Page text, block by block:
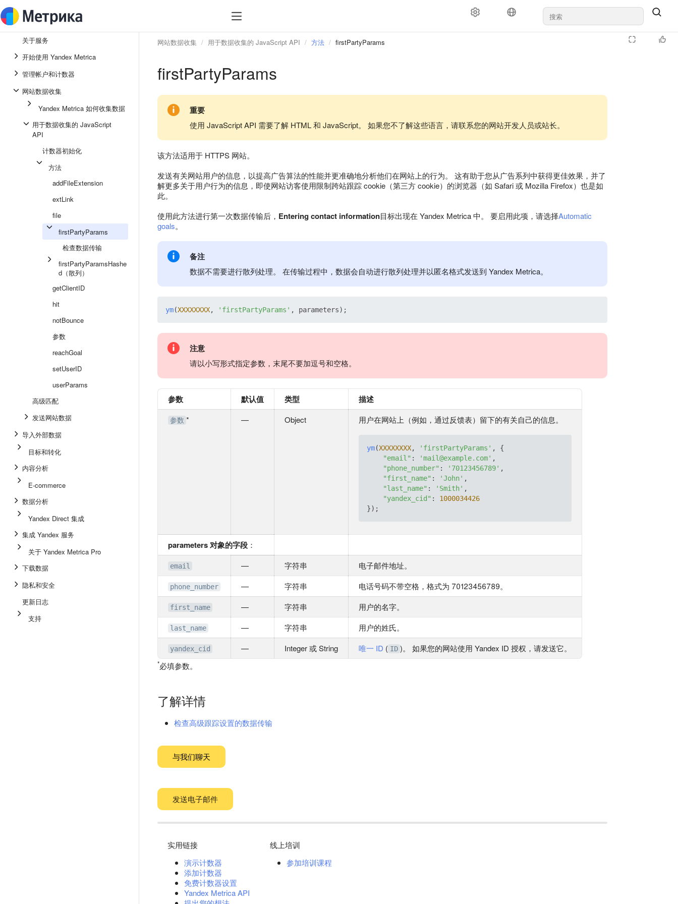
关于服务
开始使用 Yandex Metrica
管理帐户和计数器
网站数据收集
Yandex Metrica 如何收集数据
用于数据收集的 JavaScript
API
计数器初始化
方法
addFileExtension
extLink
file
firstPartyParams
检查数据传输
firstPartyParamsHashe
d（散列）
getClientID
hit
notBounce
参数
reachGoal
setUserID
userParams
高级匹配
发送网站数据
导入外部数据
目标和转化
内容分析
E-commerce
数据分析
Yandex Direct 集成
集成 Yandex 服务
关于 Yandex Metrica Pro
下载数据
隐私和安全
更新日志
支持
网站数据收集 用于数据收集的 JavaScript API 方法 firstPartyParams
firstPartyParams
重要
使用 JavaScript API 需要了解 HTML 和 JavaScript。 如果您不了解这些语言，请联系您的网站开发人员或站长。
该方法适用于 HTTPS 网站。
发送有关网站用户的信息，以提高广告算法的性能并更准确地分析他们在网站上的行为。 这有助于您从广告系列中获得更佳效果，并了
解更多关于用户行为的信息，即使网站访客使用限制跨站跟踪 cookie（第三方 cookie）的浏览器（如 Safari 或 Mozilla Firefox）也是如
此。
使用此方法进行第一次数据传输后， Entering contact information目标出现在 Yandex Metrica 中。 要启用此项，请选择Automatic
goals。
备注
数据不需要进行散列处理。 在传输过程中，数据会自动进行散列处理并以匿名格式发送到 Yandex Metrica。
ym(XXXXXXXX, 'firstPartyParams'
注意
请以小写形式指定参数，末尾不要加逗号和空格。
参数 默认值 类型 描述
参数 * — Object 用户在网站上（例如，通过反馈表）留下的有关自己的信息。
ym(XXXXXXXX, 'firstPartyParams' , {
"email" : 'mail@example.com' ,
"phone_number" : '70123456789' ,
"first_name" : 'John' ,
"last_name" : 'Smith' ,
"yandex_cid" : 1000034426
parameters 对象的字段 ：
email — 字符串 电子邮件地址。
phone_number — 字符串 电话号码不带空格，格式为 70123456789。
first_name — 字符串 用户的名字。
last_name — 字符串 用户的姓氏。
yandex_cid — Integer 或 String 唯一 ID ( ID )。 如果您的网站使用 Yandex ID 授权，请发送它。
*必填参数。
了解详情
检查高级跟踪设置的数据传输
与我们聊天
发送电子邮件
实用链接
演示计数器
添加计数器
免费计数器设置
Yandex Metrica API
线上培训
参加培训课程